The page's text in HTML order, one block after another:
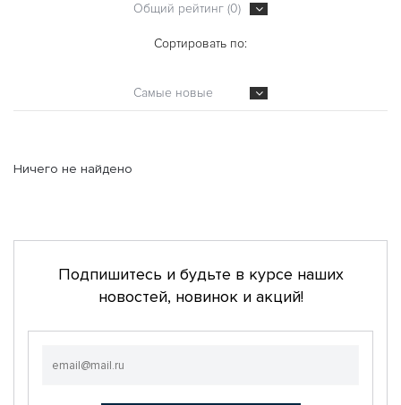
Общий рейтинг (0)
Сортировать по:
Самые новые
Ничего не найдено
Подпишитесь и будьте в курсе наших
новостей, новинок и акций!